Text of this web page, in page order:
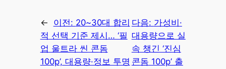
← 이전: 20~30대 합리
적 선택 기준 제시… ‘필
업 울트라 씬 콘돔
100p’, 대용량·정보 투명
다음: 가성비·
대용량으로 실
속 챙긴 ‘진심
콘돔 100p’ 출